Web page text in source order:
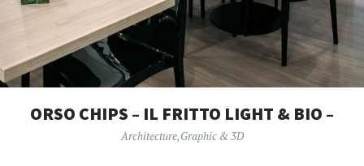
ORSO CHIPS – IL FRITTO LIGHT & BIO –
Architecture,Graphic & 3D